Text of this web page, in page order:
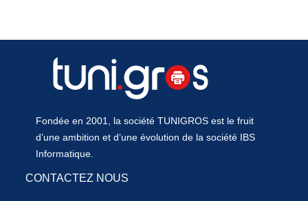
Fondée en 2001, la société TUNIGROS est le fruit
d’une ambition et d’une évolution de la société IBS
Informatique.
CONTACTEZ NOUS